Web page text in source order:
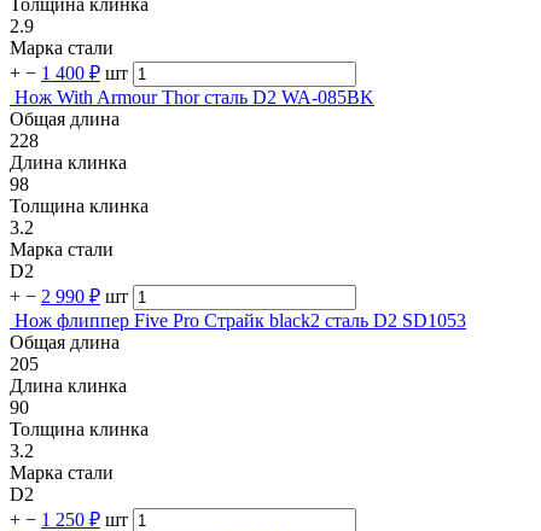
2.9
Марка стали
+ − 1 400 ₽ шт
Нож With Armour Thor сталь D2 WA-085BK
Общая длина
228
Длина клинка
98
Толщина клинка
3.2
Марка стали
D2
+ − 2 990 ₽ шт
Нож флиппер Five Pro Страйк black2 сталь D2 SD1053
Общая длина
205
Длина клинка
90
Толщина клинка
3.2
Марка стали
D2
+ − 1 250 ₽ шт